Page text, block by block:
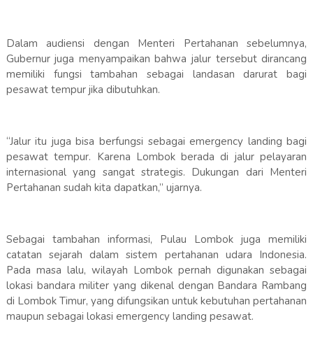
Dalam audiensi dengan Menteri Pertahanan sebelumnya,
Gubernur juga menyampaikan bahwa jalur tersebut dirancang
memiliki fungsi tambahan sebagai landasan darurat bagi
pesawat tempur jika dibutuhkan.
“Jalur itu juga bisa berfungsi sebagai emergency landing bagi
pesawat tempur. Karena Lombok berada di jalur pelayaran
internasional yang sangat strategis. Dukungan dari Menteri
Pertahanan sudah kita dapatkan,” ujarnya.
Sebagai tambahan informasi, Pulau Lombok juga memiliki
catatan sejarah dalam sistem pertahanan udara Indonesia.
Pada masa lalu, wilayah Lombok pernah digunakan sebagai
lokasi bandara militer yang dikenal dengan Bandara Rambang
di Lombok Timur, yang difungsikan untuk kebutuhan pertahanan
maupun sebagai lokasi emergency landing pesawat.